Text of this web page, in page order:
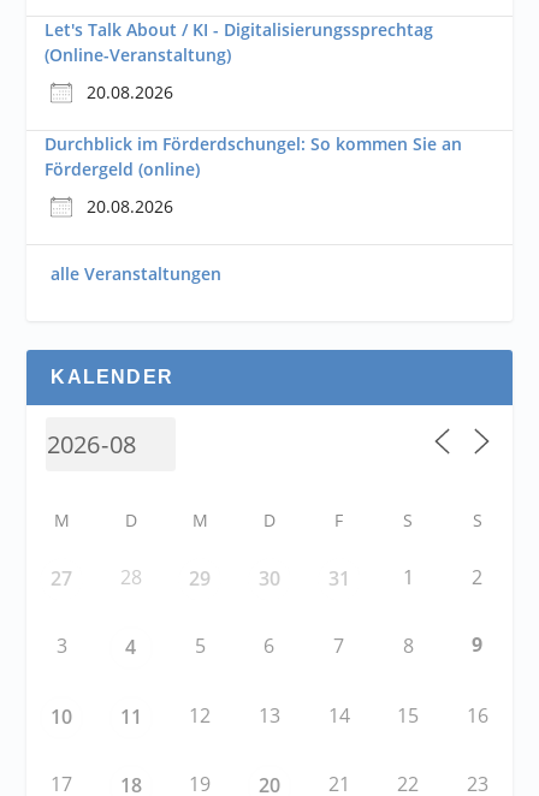
Let's Talk About / KI - Digitalisierungssprechtag
(Online-Veranstaltung)
20.08.2026
Durchblick im Förderdschungel: So kommen Sie an
Fördergeld (online)
20.08.2026
alle Veranstaltungen
KALENDER
M D M D F S S
27 28 29 30 31 1 2
3 4 5 6 7 8 9
10 11 12 13 14 15 16
17 18 19 20 21 22 23